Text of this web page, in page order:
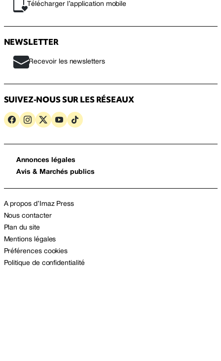
Télécharger l’application mobile
NEWSLETTER
Recevoir les newsletters
SUIVEZ-NOUS SUR LES RÉSEAUX
Annonces légales
Avis & Marchés publics
A propos d’Imaz Press
Nous contacter
Plan du site
Mentions légales
Préférences cookies
Politique de confidentialité